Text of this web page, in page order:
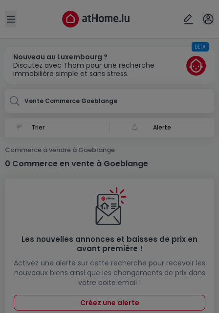
Open sidebar
Nouveau au Luxembourg ?
Discutez avec Thom pour une recherche
immobilière simple et sans stress.
BÊTA
Vente Commerce Goeblange
Alerte
Commerce à vendre à Goeblange
0 Commerce en vente à Goeblange
Les nouvelles annonces et baisses de prix en
avant première !
Activez une alerte sur cette recherche pour recevoir les
nouveaux biens ainsi que les changements de prix dans
votre boite email !
Créez une alerte
Localité(s)
Annuler OK